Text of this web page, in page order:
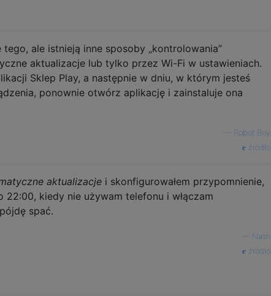
ale istnieją inne sposoby „kontrolowania”
aktualizacje lub tylko przez Wi-Fi w ustawieniach.
Sklep Play, a następnie w dniu, w którym jesteś
ponownie otwórz aplikację i zainstaluje ona
Robot Boy
źródło
aktualizacje i skonfigurowałem przypomnienie,
kiedy nie używam telefonu i włączam
spać.
Nash
źródło